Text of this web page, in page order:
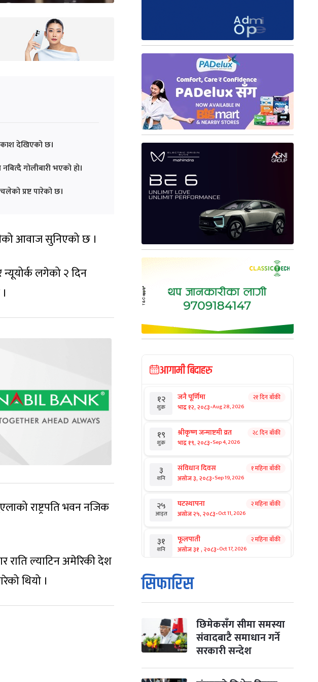
देखिएको छ।
गोलीबारी भएको हो।
प्रष्ट पारेको छ।
आवाज सुनिएको छ ।
न्यूयोर्क लगेको २ दिन
राष्ट्रपति भवन नजिक
ल्याटिन अमेरिकी देश
थियो ।
आगामी बिदाहरु
१२
शुक्र
जनै पूर्णिमा
भाद्र १२, २०८३-Aug 28, 2026
२१ दिन बाँकी
१९
शुक्र
श्रीकृष्ण जन्माष्टमी व्रत
भाद्र १९, २०८३-Sep 4, 2026
२८ दिन बाँकी
३
शनि
संविधान दिवस
असोज ३, २०८३-Sep 19, 2026
१ महिना बाँकी
२५
आइत
घटस्थापना
असोज २५, २०८३-Oct 11, 2026
२ महिना बाँकी
३१
शनि
फूलपाती
असोज ३१ , २०८३-Oct 17, 2026
२ महिना बाँकी
१
आइत
कार्तिक सङ्क्रान्ति
कार्तिक १, २०८३
मंगल कार्तिक ३, २०८३-Oct 20, 2026
४ विजयादशमी
कार्तिक ४, २०८३- Oct 21, 2026
२ महिना बाँकी
सिफारिस
छिमेकसँग सीमा समस्या
संवादबाटै समाधान गर्ने
सरकारी सन्देश